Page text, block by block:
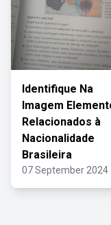
Identifique Na
Imagem
Relacionados à
Nacionalidade
Brasileira
07 September 2024